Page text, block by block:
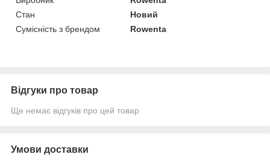
Стан
Новий
Сумісність з брендом
Rowenta
Відгуки про товар
Ще немає відгуків про цей товар
Умови доставки